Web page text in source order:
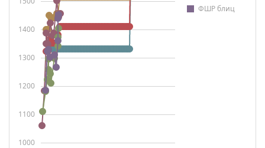
ФШР блиц
1000
1100
1200
1300
1400